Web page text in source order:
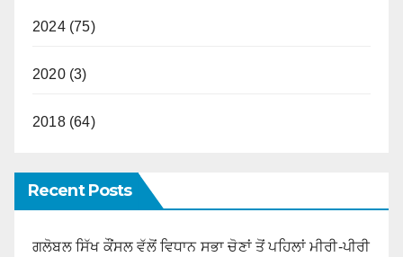
2024 (75)
2020 (3)
2018 (64)
Recent Posts
ਗਲੋਬਲ ਸਿੱਖ ਕੌਂਸਲ ਵੱਲੋਂ ਵਿਧਾਨ ਸਭਾ ਚੋਣਾਂ ਤੋਂ ਪਹਿਲਾਂ ਮੀਰੀ-ਪੀਰੀ